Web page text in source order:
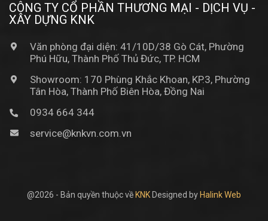
CÔNG TY CỔ PHẦN THƯƠNG MẠI - DỊCH VỤ -
XÂY DỰNG KNK
Văn phòng đại diện: 41/10D/38 Gò Cát, Phường
Phú Hữu, Thành Phố Thủ Đức, TP. HCM
Showroom: 170 Phùng Khắc Khoan, KP.3, Phường
Tân Hòa, Thành Phố Biên Hòa, Đồng Nai
0934 664 344
service@knkvn.com.vn
@2026 - Bản quyền thuộc về KNK Designed by Halink Web